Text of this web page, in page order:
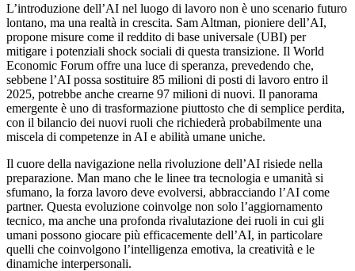
L’introduzione dell’AI nel luogo di lavoro non è uno scenario futuro
lontano, ma una realtà in crescita. Sam Altman, pioniere dell’AI,
propone misure come il reddito di base universale (UBI) per
mitigare i potenziali shock sociali di questa transizione. Il World
Economic Forum offre una luce di speranza, prevedendo che,
sebbene l’AI possa sostituire 85 milioni di posti di lavoro entro il
2025, potrebbe anche crearne 97 milioni di nuovi. Il panorama
emergente è uno di trasformazione piuttosto che di semplice perdita,
con il bilancio dei nuovi ruoli che richiederà probabilmente una
miscela di competenze in AI e abilità umane uniche.
Il cuore della navigazione nella rivoluzione dell’AI risiede nella
preparazione. Man mano che le linee tra tecnologia e umanità si
sfumano, la forza lavoro deve evolversi, abbracciando l’AI come
partner. Questa evoluzione coinvolge non solo l’aggiornamento
tecnico, ma anche una profonda rivalutazione dei ruoli in cui gli
umani possono giocare più efficacemente dell’AI, in particolare
quelli che coinvolgono l’intelligenza emotiva, la creatività e le
dinamiche interpersonali.